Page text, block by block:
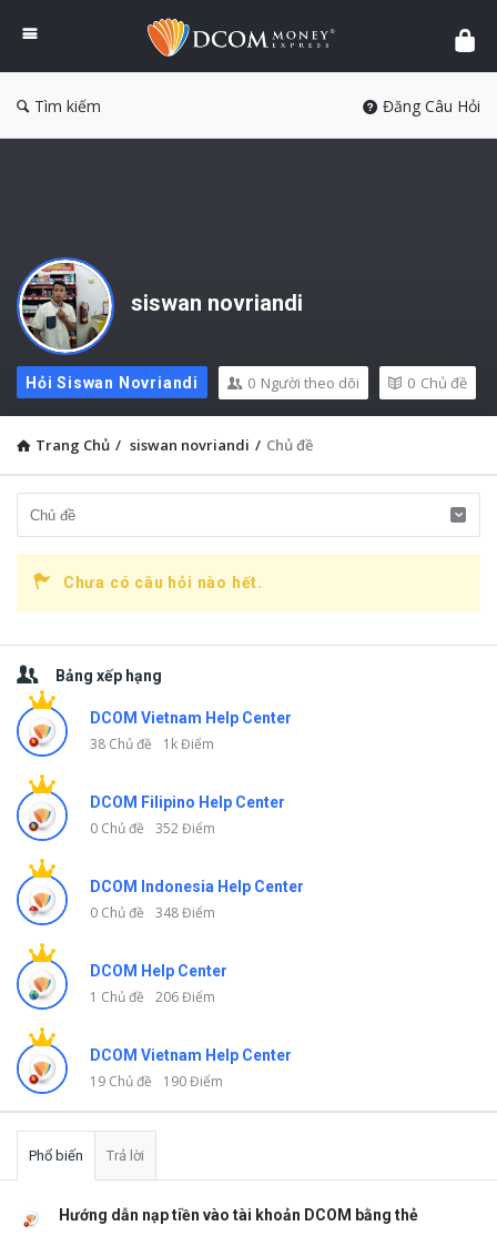
DCOM
Money
Express
Tìm kiếm Đăng Câu Hỏi
siswan novriandi
Hỏi Siswan Novriandi 0 Người theo dõi 0 Chủ đề
Trang Chủ / siswan novriandi / Chủ đề
Chưa có câu hỏi nào hết.
Thanh
bên
Bảng xếp hạng
DCOM Vietnam Help Center
38 Chủ đề 1k Điểm
DCOM Filipino Help Center
0 Chủ đề 352 Điểm
DCOM Indonesia Help Center
0 Chủ đề 348 Điểm
DCOM Help Center
1 Chủ đề 206 Điểm
DCOM Vietnam Help Center
19 Chủ đề 190 Điểm
Phổ biến Trả lời
Hướng dẫn nạp tiền vào tài khoản DCOM bằng thẻ